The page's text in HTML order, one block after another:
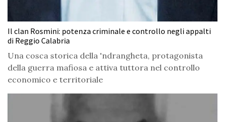
Il clan Rosmini: potenza criminale e controllo negli appalti
di Reggio Calabria
Una cosca storica della 'ndrangheta, protagonista
della guerra mafiosa e attiva tuttora nel controllo
economico e territoriale